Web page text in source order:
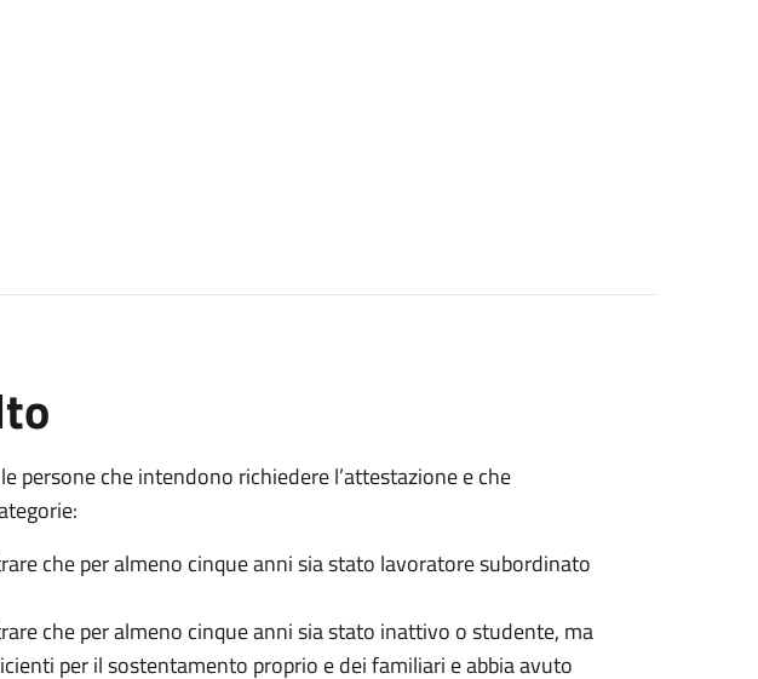
persone che intendono richiedere l’attestazione e che
che per almeno cinque anni sia stato lavoratore subordinato
che per almeno cinque anni sia stato inattivo o studente, ma
per il sostentamento proprio e dei familiari e abbia avuto